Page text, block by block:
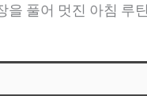
풀어 멋진 아침 루